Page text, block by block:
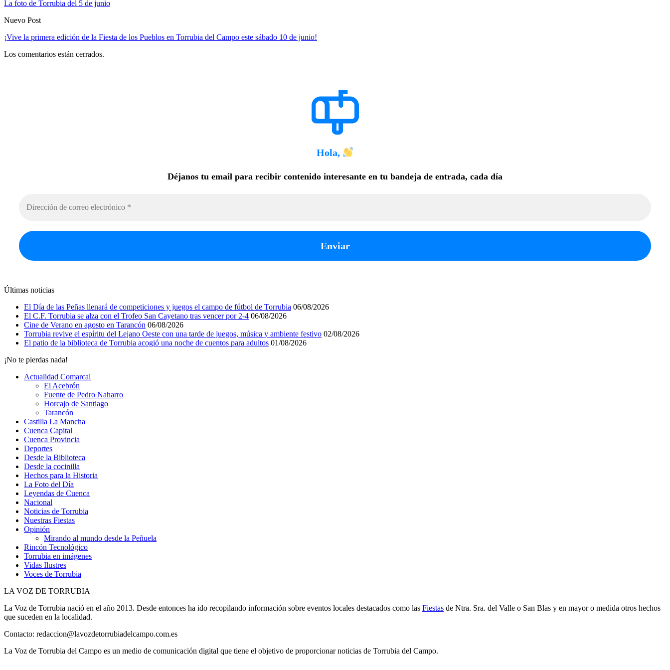
La foto de Torrubia del 5 de junio
Nuevo Post
¡Vive la primera edición de la Fiesta de los Pueblos en Torrubia del Campo este sábado 10 de junio!
Los comentarios están cerrados.
Hola,
Déjanos tu email para recibir contenido interesante en tu bandeja de entrada, cada día
Últimas noticias
El Día de las Peñas llenará de competiciones y juegos el campo de fútbol de Torrubia 06/08/2026
El C.F. Torrubia se alza con el Trofeo San Cayetano tras vencer por 2-4 06/08/2026
Cine de Verano en agosto en Tarancón 06/08/2026
Torrubia revive el espíritu del Lejano Oeste con una tarde de juegos, música y ambiente festivo 02/08/2026
El patio de la biblioteca de Torrubia acogió una noche de cuentos para adultos 01/08/2026
¡No te pierdas nada!
Actualidad Comarcal
El Acebrón
Fuente de Pedro Naharro
Horcajo de Santiago
Tarancón
Castilla La Mancha
Cuenca Capital
Cuenca Provincia
Deportes
Desde la Biblioteca
Desde la cocinilla
Hechos para la Historia
La Foto del Día
Leyendas de Cuenca
Nacional
Noticias de Torrubia
Nuestras Fiestas
Opinión
Mirando al mundo desde la Peñuela
Rincón Tecnológico
Torrubia en imágenes
Vidas Ilustres
Voces de Torrubia
LA VOZ DE TORRUBIA
La Voz de Torrubia nació en el año 2013. Desde entonces ha ido recopilando información sobre eventos locales destacados como las Fiestas de Ntra. Sra. del Valle o San Blas y en mayor o medida otros hechos
que suceden en la localidad.
Contacto: redaccion@lavozdetorrubiadelcampo.com.es
La Voz de Torrubia del Campo es un medio de comunicación digital que tiene el objetivo de proporcionar noticias de Torrubia del Campo.